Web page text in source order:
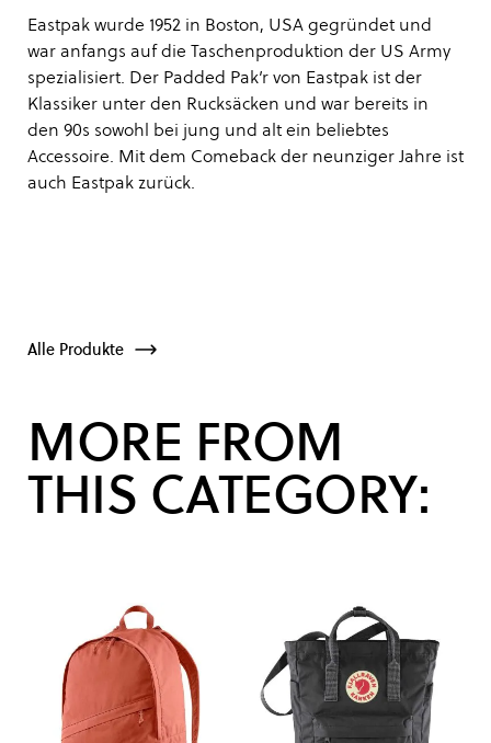
Eastpak wurde 1952 in Boston, USA gegründet und
war anfangs auf die Taschenproduktion der US Army
spezialisiert. Der Padded Pak’r von Eastpak ist der
Klassiker unter den Rucksäcken und war bereits in
den 90s sowohl bei jung und alt ein beliebtes
Accessoire. Mit dem Comeback der neunziger Jahre ist
auch Eastpak zurück.
Alle Produkte
MORE FROM
THIS CATEGORY: